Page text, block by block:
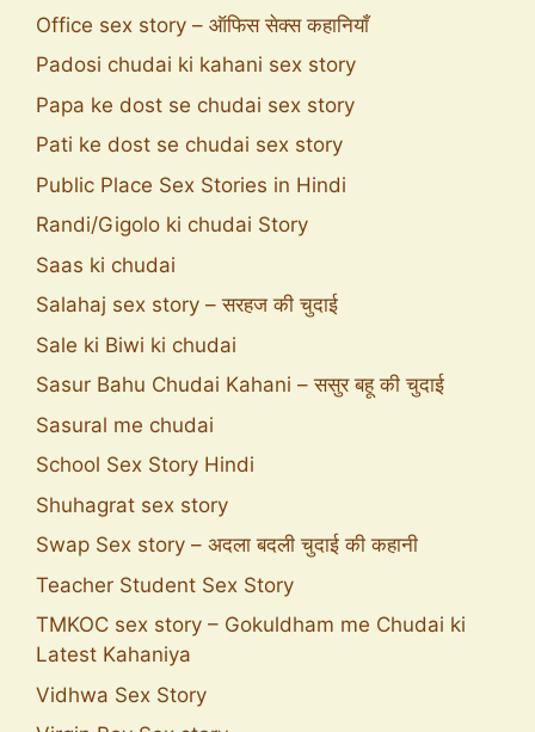
Office sex story – ऑफिस सेक्स कहानियाँ
Padosi chudai ki kahani sex story
Papa ke dost se chudai sex story
Pati ke dost se chudai sex story
Public Place Sex Stories in Hindi
Randi/Gigolo ki chudai Story
Saas ki chudai
Salahaj sex story – सरहज की चुदाई
Sale ki Biwi ki chudai
Sasur Bahu Chudai Kahani – ससुर बहू की चुदाई
Sasural me chudai
School Sex Story Hindi
Shuhagrat sex story
Swap Sex story – अदला बदली चुदाई की कहानी
Teacher Student Sex Story
TMKOC sex story – Gokuldham me Chudai ki
Latest Kahaniya
Vidhwa Sex Story